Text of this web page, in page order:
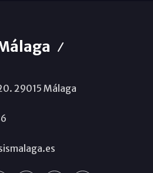
29015 Málaga